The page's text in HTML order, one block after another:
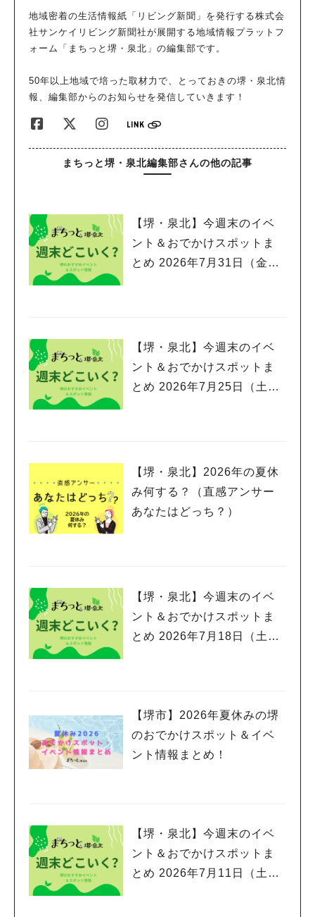
地域密着の生活情報紙「リビング新聞」を発行する株式会
社サンケイリビング新聞社が展開する地域情報プラットフ
ォーム「まちっと堺・泉北」の編集部です。
50年以上地域で培った取材力で、とっておきの堺・泉北情
報、編集部からのお知らせを発信していきます！
まちっと堺・泉北編集部さんの他の記事
【堺・泉北】今週末のイベ
ント＆おでかけスポットま
とめ 2026年7月31日（金）
【堺・泉北】今週末のイベ
ント＆おでかけスポットま
とめ 2026年7月25日（土）
【堺・泉北】2026年の夏休
み何する？（直感アンサー
あなたはどっち？）
【堺・泉北】今週末のイベ
ント＆おでかけスポットま
とめ 2026年7月18日（土）
【堺市】2026年夏休みの堺
のおでかけスポット＆イベ
ント情報まとめ！
【堺・泉北】今週末のイベ
ント＆おでかけスポットま
とめ 2026年7月11日（土）
#あなたはどっち？